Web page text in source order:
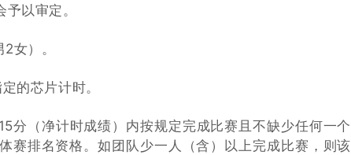
以审定。
女）。
的芯片计时。
分（净计时成绩）内按规定完成比赛且不缺少任何一个
赛排名资格。如团队少一人（含）以上完成比赛，则该